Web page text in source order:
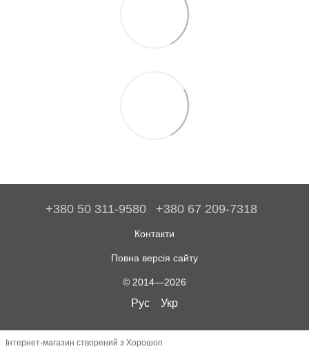
+380 50 311-9580 +380 67 209-7318
Контакти
Повна версія сайту
© 2014—2026
Рус Укр
Інтернет-магазин створений з Хорошоп